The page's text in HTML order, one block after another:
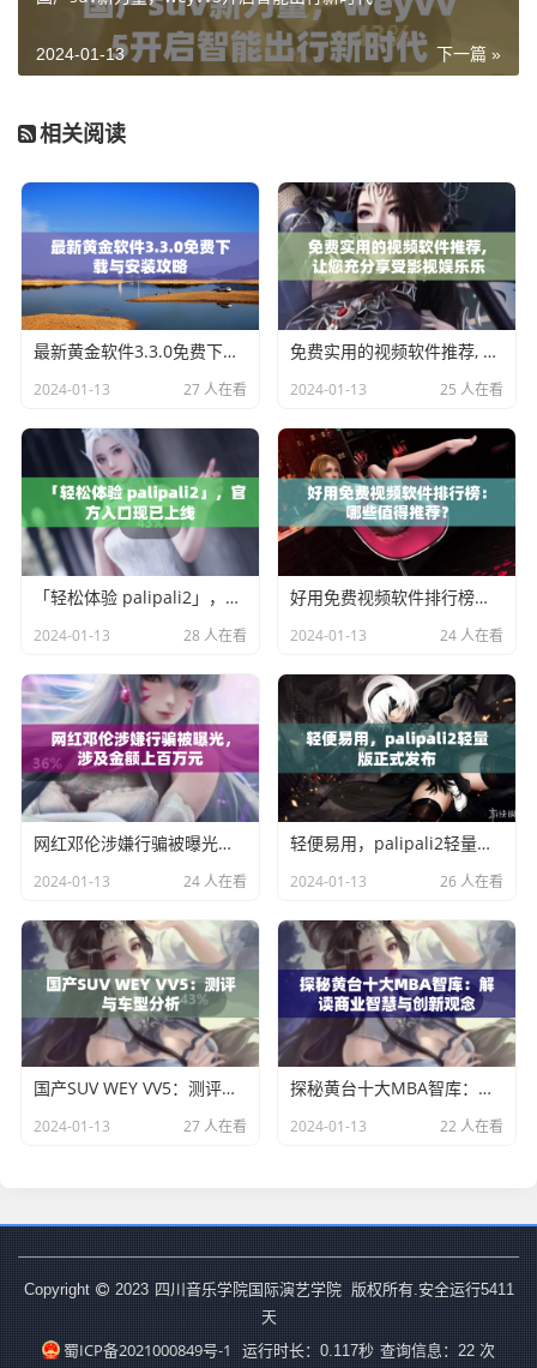
下一篇 »
2024-01-13
相关阅读
最新黄金软件3.3.0免费下载与安装攻略
2024-01-13 27 人在看
免费实用的视频软件推荐, 让您充分享受影视娱乐乐趣
2024-01-13 25 人在看
「轻松体验 palipali2」，官方入口现已上线
2024-01-13 28 人在看
好用免费视频软件排行榜：哪些值得推荐？
2024-01-13 24 人在看
网红邓伦涉嫌行骗被曝光，涉及金额上百万元
2024-01-13 24 人在看
轻便易用，palipali2轻量版正式发布
2024-01-13 26 人在看
国产SUV WEY VV5：测评与车型分析
2024-01-13 27 人在看
探秘黄台十大MBA智库：解读商业智慧与创新观念
2024-01-13 22 人在看
Copyright 2023 四川音乐学院国际演艺学院 版权所有.安全运行5411
天
蜀ICP备2021000849号-1 运行时长：0.117秒 查询信息：22 次